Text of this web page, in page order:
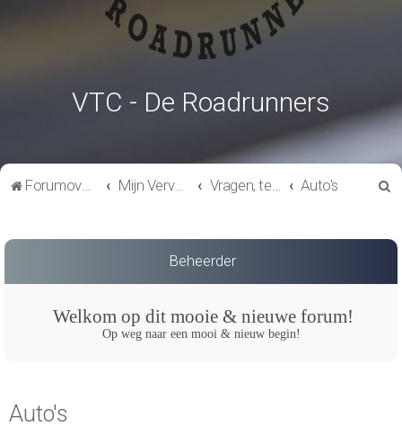
VTC - De Roadrunners
Forumoverzicht Mijn Vervoer Vragen, techniek en onderhoud Auto's
Beheerder
Welkom op dit mooie & nieuwe forum!
Op weg naar een mooi & nieuw begin!
Auto's